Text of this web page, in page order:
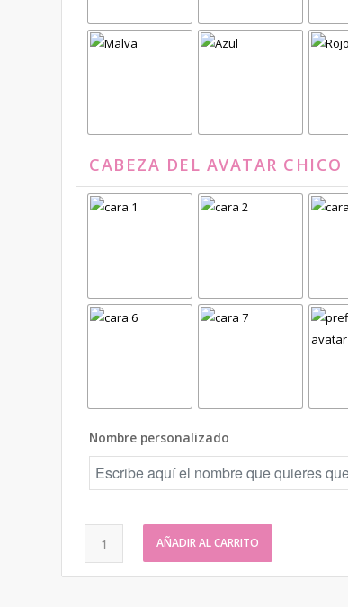
CABEZA DEL AVATAR CHICO
Nombre personalizado
AÑADIR AL CARRITO